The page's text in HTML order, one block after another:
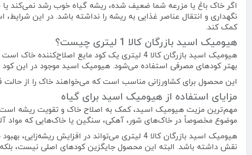
اگر خاک باغ یا مزرعه شما ضعیف شده، ریشه گیاه خوب رشد نمی‌کند
کمک کند.
هیومیک اسید بازرگان کالا 1 لیتری چیست؟
هیومیک اسید بازرگان کالا 4 لیتری یک کود
بهتر کودهای مصرفی استفاده می‌شود. هیومیک اسید موجود در این
این محصول برای کشاورزانی مناسب است که می‌خواهند خاک را از حالت
مزایای استفاده از هیومیک اسید برای گیاه
مهم‌ترین مزیت هیومیک اسید، کمک به اصلاح خاک و تقویت ریشه
موضوع مخصوصاً در خاک‌های شور، آهکی، سنگین یا خاک‌هایی که مواد
هیومیک اسید بازرگان کالا 4 لیتری می‌تواند
نقش داشته باشد. البته این محصول جایگزین کودهای اصلی نیست،